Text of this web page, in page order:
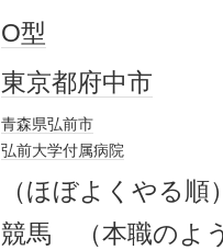
O型
東京都府中市
青森県弘前市
弘前大学付属病院
（ほぼよくやる順）
競馬 （本職のよ